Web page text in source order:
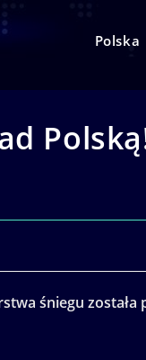
Polska
śniegu została